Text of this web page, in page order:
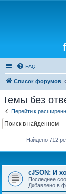
FAQ
Список форумов
Темы без
Перейти к
Найдено 712
cJSON: И
Последнее
Добавлено в